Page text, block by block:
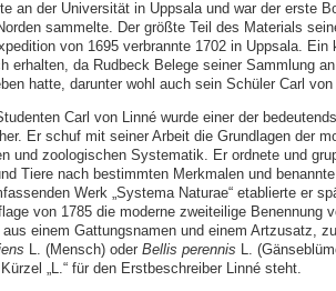
an der Universität in Uppsala und war der erste
sammelte. Der größte Teil des Materials
von 1695 verbrannte 1702 in Uppsala. Ein
erhalten, da Rudbeck Belege seiner Sammlung
hatte, darunter wohl auch sein Schüler Carl von
Carl von Linné wurde einer der
Er schuf mit seiner Arbeit die Grundlagen der
und zoologischen Systematik. Er ordnete und
Tiere nach bestimmten Merkmalen und
Werk „Systema Naturae“ etablierte er
von 1785 die moderne zweiteilige Benennung
aus einem Gattungsnamen und einem Artzusatz,
L. (Mensch) oder Bellis perennis
L.
„L.“ für den Erstbeschreiber Linné steht.